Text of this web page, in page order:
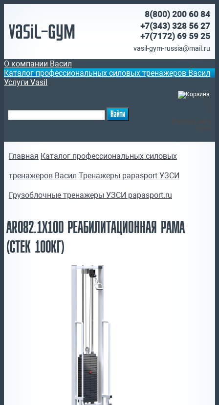
Vasil-Gym
8(800) 200 60 84
+7(343) 328 56 27
+7(7172) 69 59 25
vasil-gym-russia@mail.ru
О компании Васил
Каталог профессиональных силовых тренажеров Васил
Услуги Vasil
Главная Каталог профессиональных силовых
тренажеров Васил Тренажеры papasport УЗСИ
Грузоблочные тренажеры УЗСИ papasport.ru
AR082.1Х100 РЕАБИЛИТАЦИОННАЯ РАМА
(СТЕК 100КГ)